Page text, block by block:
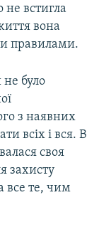
встигла
вона
правилами.
не було
з наявних
всіх і вся. В
своя
захисту
все те, чим